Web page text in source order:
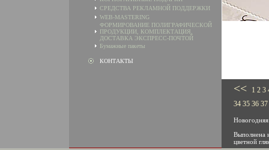
СРЕДСТВА РЕКЛАМНОЙ ПОДДЕРЖКИ
WEB-MASTERING
ФОРМИРОВАНИЕ ПОЛИГРАФИЧЕСКОЙ
ПРОДУКЦИИ, КОМПЛЕКТАЦИЯ,
ДОСТАВКА ЭКСПРЕСС-ПОЧТОЙ
Бумажные пакеты
КОНТАКТЫ
<< 1 2 3
34 35 36 37
Выполнена
цветной